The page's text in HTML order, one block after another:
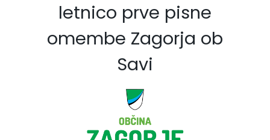
letnico prve pisne
omembe Zagorja ob
Savi